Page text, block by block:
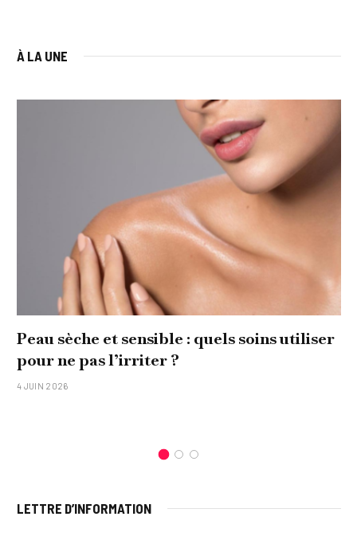
À LA UNE
et sensible : quels soins utiliser
pas l’irriter ?
LETTRE D’INFORMATION